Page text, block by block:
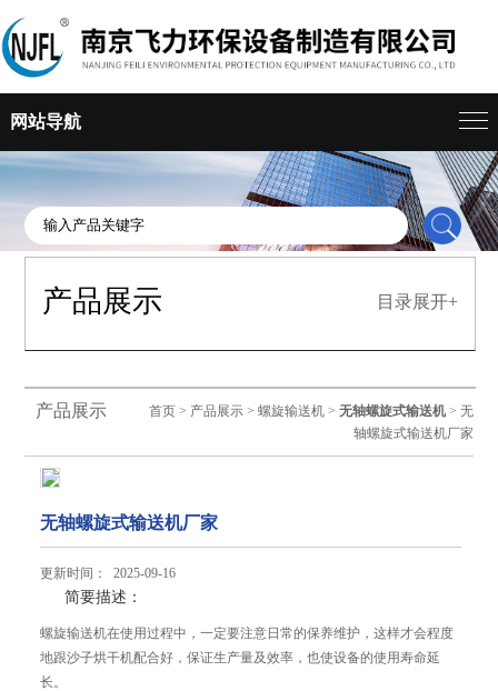
网站导航
产品展示 目录展开+
产品展示 首页> 产品展示> 螺旋输送机> 无轴螺旋式输送机> 无
轴螺旋式输送机厂家
无轴螺旋式输送机厂家
更新时间： 2025-09-16
简要描述：
螺旋输送机在使用过程中，一定要注意日常的保养维护，这样才会程度
地跟沙子烘干机配合好，保证生产量及效率，也使设备的使用寿命延
长。